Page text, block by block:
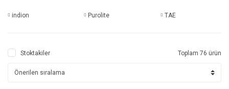
indion Purolite TAE
Stoktakiler Toplam 76 ürün